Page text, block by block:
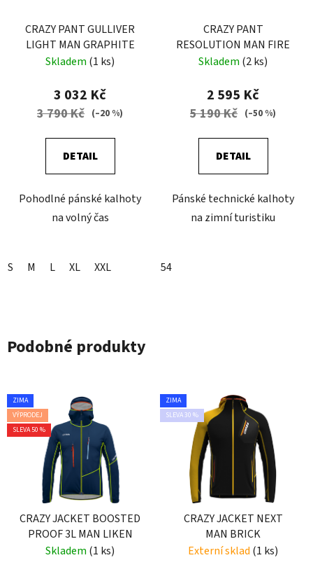
CRAZY PANT GULLIVER
LIGHT MAN GRAPHITE
Skladem (1 ks)
3 032 Kč
3 790 Kč (–20 %)
DETAIL
Pohodlné pánské kalhoty
na volný čas
S M L XL XXL
CRAZY PANT
RESOLUTION MAN FIRE
Skladem (2 ks)
2 595 Kč
5 190 Kč (–50 %)
DETAIL
Pánské technické kalhoty
na zimní turistiku
54
Podobné produkty
ZIMA
VÝPRODEJ
SLEVA 50 %
CRAZY JACKET BOOSTED
PROOF 3L MAN LIKEN
Skladem (1 ks)
ZIMA
SLEVA 30 %
CRAZY JACKET NEXT
MAN BRICK
Externí sklad (1 ks)